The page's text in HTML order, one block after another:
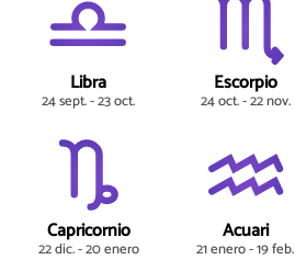
Libra
24 sept. - 23 oct.
Escorpio
24 oct. - 22 nov.
Capricornio
22 dic. - 20 enero
Acuari
21 enero - 19 feb.